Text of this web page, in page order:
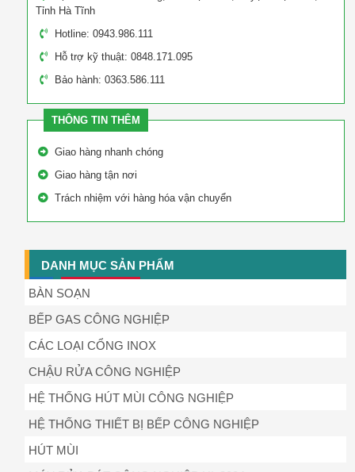
Tỉnh Hà Tĩnh
Hotline: 0943.986.111
Hỗ trợ kỹ thuật: 0848.171.095
Bảo hành: 0363.586.111
THÔNG TIN THÊM
Giao hàng nhanh chóng
Giao hàng tận nơi
Trách nhiệm với hàng hóa vận chuyển
DANH MỤC SẢN PHẨM
BÀN SOẠN
BẾP GAS CÔNG NGHIỆP
CÁC LOẠI CỔNG INOX
CHẬU RỬA CÔNG NGHIỆP
HỆ THỐNG HÚT MÙI CÔNG NGHIỆP
HỆ THỐNG THIẾT BỊ BẾP CÔNG NGHIỆP
HÚT MÙI